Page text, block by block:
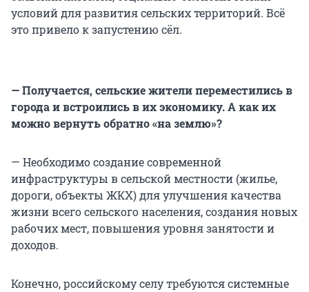
условий для развития сельских территорий. Всё
это привело к запустению сёл.
— Получается, сельские жители переместились в
города и встроились в их экономику. А как их
можно вернуть обратно «на землю»?
— Необходимо создание современной
инфраструктуры в сельской местности (жилье,
дороги, объекты ЖКХ) для улучшения качества
жизни всего сельского населения, создания новых
рабочих мест, повышения уровня занятости и
доходов.
Конечно, российскому селу требуются системные